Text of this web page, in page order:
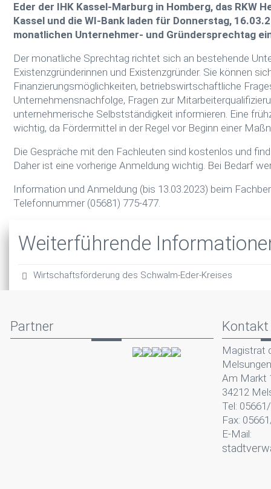
Eder der IHK Kassel-Marburg in Homberg, das RKW
Kassel und die WI-Bank laden für Donnerstag,
monatlichen Unternehmer- und Gründersprechtag
Der monatliche Sprechtag richtet sich an bestehende
Existenzgründerinnen und Existenzgründer. Sie können
Finanzierungsmöglichkeiten, betriebswirtschaftliche
Unternehmensnachfolge, Fragen zur
unternehmerische Selbstständigkeit informieren. Eine
wichtig, da Fördermittel in der Regel vor Beginn einer
Die Gespräche mit den Fachleuten sind kostenlos und
Daher ist eine vorherige Anmeldung wichtig. Bei Bedarf
Information und Anmeldung (bis 13.03.2023) beim
Telefonnummer (05681) 775-477.
Weiterführende
Wirtschaftsförderung des Schwalm-Eder-Kreises
Partner Kontakt
Magistrat
Melsungen
Am Markt
34212
Tel:
Fax:
E-Mail: